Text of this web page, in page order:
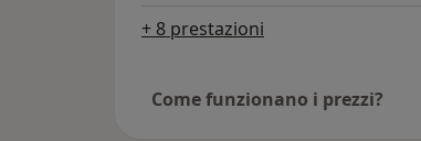
+ 8 prestazioni
Come funzionano i prezzi?